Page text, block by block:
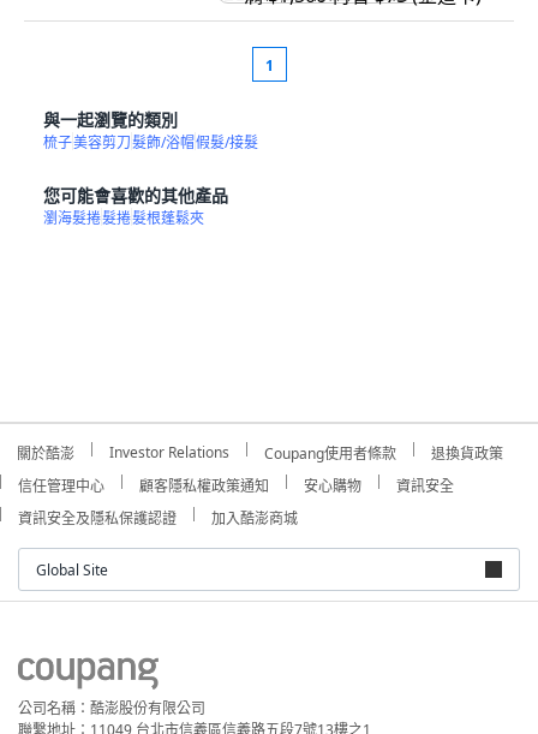
1
與一起瀏覽的類別
梳子美容剪刀髮飾/浴帽假髮/接髮
您可能會喜歡的其他產品
瀏海髮捲髮捲髮根蓬鬆夾
關於酷澎 Investor Relations Coupang使用者條款
退換貨政策
信任管理中心
顧客隱私權政策通知 安心購物
資訊安全
資訊安全及隱私保護認證
加入酷澎商城
Global Site
公司名稱：酷澎股份有限公司
聯繫地址：11049 台北市信義區信義路五段7號13樓之1